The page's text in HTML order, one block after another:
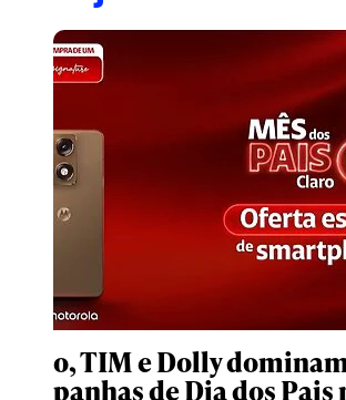
Claro, TIM e Dolly
campanhas de Dia dos Pais